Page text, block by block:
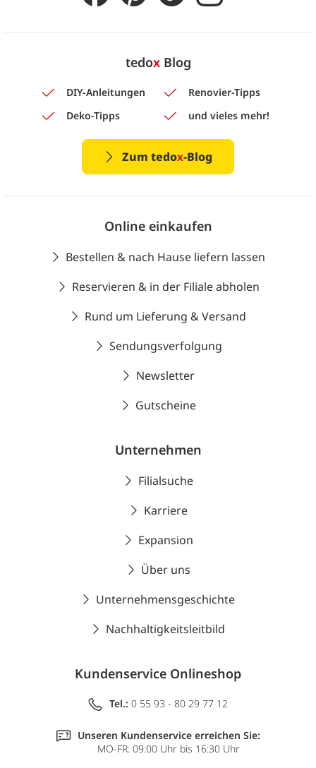
tedoxBlog
DIY-Anleitungen
Renovier-Tipps
Deko-Tipps
und vieles mehr!
Zum tedox-Blog
Online einkaufen
Bestellen & nach Hause liefern lassen
Reservieren & in der Filiale abholen
Rund um Lieferung & Versand
Sendungsverfolgung
Newsletter
Gutscheine
Unternehmen
Filialsuche
Karriere
Expansion
Über uns
Unternehmensgeschichte
Nachhaltigkeitsleitbild
Kundenservice Onlineshop
Tel.: 0 55 93 - 80 29 77 12
Unseren Kundenservice erreichen Sie:
MO-FR: 09:00 Uhr bis 16:30 Uhr